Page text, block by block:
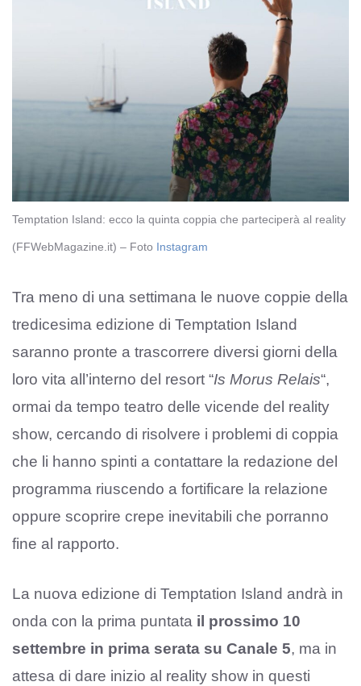
Temptation Island: ecco la quinta coppia che parteciperà al reality
(FFWebMagazine.it) – Foto Instagram
Tra meno di una settimana le nuove coppie della
tredicesima edizione di Temptation Island
saranno pronte a trascorrere diversi giorni della
loro vita all’interno del resort “Is Morus Relais“,
ormai da tempo teatro delle vicende del reality
show, cercando di risolvere i problemi di coppia
che li hanno spinti a contattare la redazione del
programma riuscendo a fortificare la relazione
oppure scoprire crepe inevitabili che porranno
fine al rapporto.
La nuova edizione di Temptation Island andrà in
onda con la prima puntata il prossimo 10
settembre in prima serata su Canale 5, ma in
attesa di dare inizio al reality show in questi